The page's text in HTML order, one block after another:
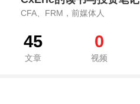
CFA、FRM，前媒体人
45
文章
0
视频